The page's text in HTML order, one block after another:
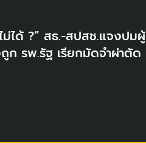
ม่ได้ ?” สธ.-สปสช.แจงปมผู้
ก รพ.รัฐ เรียกมัดจำผ่าตัด